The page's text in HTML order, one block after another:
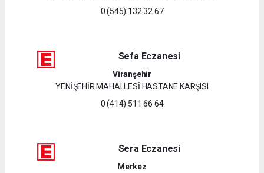
0 (545) 132 32 67
Sefa Eczanesi
Viranşehir
YENİŞEHİR MAHALLESİ HASTANE KARŞISI
0 (414) 511 66 64
Sera Eczanesi
Merkez